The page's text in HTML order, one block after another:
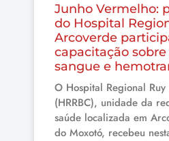
Junho Vermelho:
do Hospital
Arcoverde
capacitação
sangue e
O Hospital Regional
(HRRBC), unidade da
saúde localizada em
do Moxotó, recebeu